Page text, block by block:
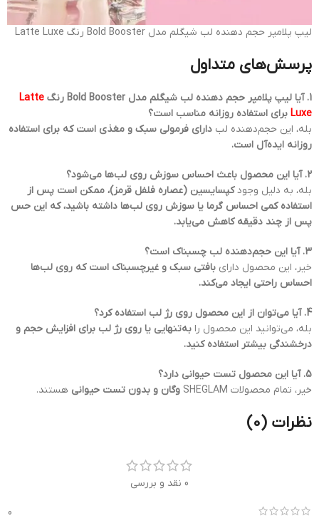
لیپ پلامپر حجم دهنده لب شیگلم مدل Bold Booster رنگ Latte Luxe
پرسش‌های متداول
1. آیا لیپ پلامپر حجم دهنده لب شیگلم مدل Bold Booster رنگ
Latte
Luxe برای استفاده روزانه مناسب است؟
بله، این حجم‌دهنده لب دارای فرمولی سبک و مغذی است که برای استفاده
روزانه ایده‌آل است.
2. آیا این محصول باعث احساس سوزش روی لب‌ها می‌شود؟
بله، به دلیل وجودکپسایسین (عصاره فلفل قرمز)، ممکن است پس از
استفاده کمی احساس گرما یا سوزش روی لب‌ها داشته باشید، که این حس
پس از چند دقیقه کاهش می‌یابد.
3. آیا این حجم‌دهنده لب چسبناک است؟
خیر، این محصول دارای بافتی سبک و غیرچسبناک است که روی لب‌ها
احساس راحتی ایجاد می‌کند.
4. آیا می‌توان از این محصول روی رژ لب استفاده کرد؟
بله، می‌توانید این محصول را به‌تنهایی یا روی رژ لب برای افزایش حجم و
درخشندگی بیشتر استفاده کنید.
5. آیا این محصول تست حیوانی دارد؟
خیر، تمام محصولات SHEGLAM
وگان و بدون تست حیوانی هستند.
نظرات (0)
0 نقد و بررسی
0